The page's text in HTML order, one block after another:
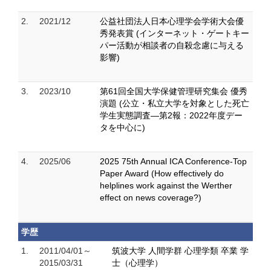
2. 2021/12
公益社団法人日本心理学会学術大会優
秀発表賞 (インターネット・ゲートキー
パー活動が相談者の自殺念慮に与える
影響)
3. 2023/10
第61回全国大学保健管理研究集会 優秀
演題 (公立・私立大学を対象とした死亡
学生実態調査―第2報：2022年度デー
タを中心に)
4. 2025/06
2025 75th Annual ICA Conference-Top
Paper Award (How effectively do
helplines work against the Werther
effect on news coverage?)
学歴
1.
2011/04/01～
2015/03/31
筑波大学 人間学群 心理学類 卒業 学
士（心理学）